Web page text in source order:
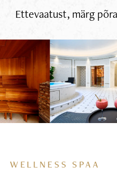
Ettevaatust, märg
WELLNESS SPAA